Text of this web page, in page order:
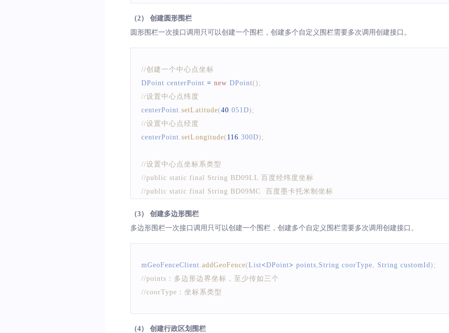
//public static final String GCJ02 国测局坐标系
//public static final String WGS84 Gnss获取的坐标
（2） 创建圆形围栏
圆形围栏一次接口调用只可以创建一个围栏，创建多个自定义围栏需要多次调用创建接口。
//创建一个中心点坐标
DPoint centerPoint = new DPoint() ;
//设置中心点纬度
centerPoint setLatitude(40 051D) ;
//设置中心点经度
centerPoint setLongitude( 116 300D) ;
//设置中心点坐标系类型
//public static final String BD09LL 百度经纬度坐标
//public static final String BD09MC  百度墨卡托米制坐标
//public static final String WGS84 Gnss获取的坐标
mGeoFenceClient.addGeoFence (centerPoint,GeoFenceClient.BD09LL,100,"业务ID");
（3） 创建多边形围栏
多边形围栏一次接口调用只可以创建一个围栏，创建多个自定义围栏需要多次调用创建接口。
mGeoFenceClient addGeoFence(List<DPoint> points String coorType String customId) ;
//points：多边形边界坐标，至少传如三个
//coorType：坐标系类型
（4） 创建行政区划围栏